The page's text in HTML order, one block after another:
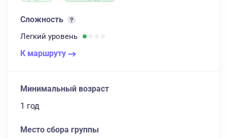
Сложность
Легкий уровень
К маршруту
Минимальный возраст
1 год
Место сбора группы